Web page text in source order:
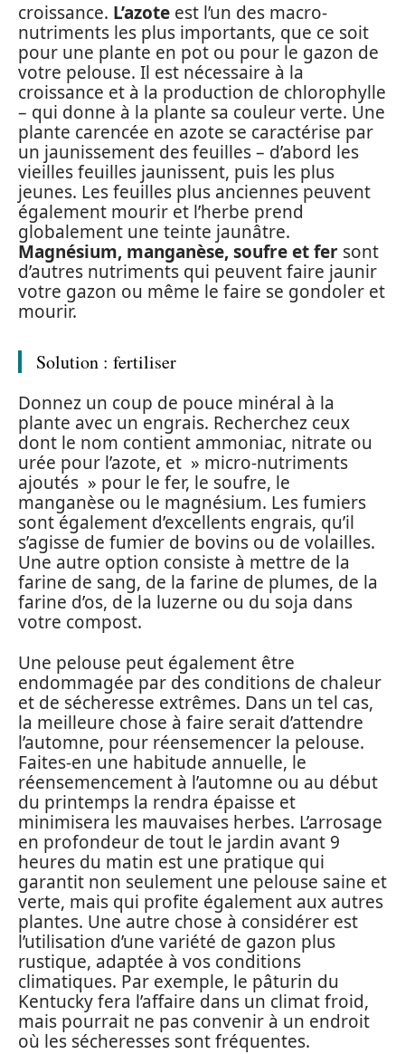
croissance. L’azote est l’un des macro-
nutriments les plus importants, que ce soit
pour une plante en pot ou pour le gazon de
votre pelouse. Il est nécessaire à la
croissance et à la production de chlorophylle
– qui donne à la plante sa couleur verte. Une
plante carencée en azote se caractérise par
un jaunissement des feuilles – d’abord les
vieilles feuilles jaunissent, puis les plus
jeunes. Les feuilles plus anciennes peuvent
également mourir et l’herbe prend
globalement une teinte jaunâtre.
Magnésium, manganèse, soufre et fer sont
d’autres nutriments qui peuvent faire jaunir
votre gazon ou même le faire se gondoler et
mourir.
Solution : fertiliser
Donnez un coup de pouce minéral à la
plante avec un engrais. Recherchez ceux
dont le nom contient ammoniac, nitrate ou
urée pour l’azote, et » micro-nutriments
ajoutés » pour le fer, le soufre, le
manganèse ou le magnésium. Les fumiers
sont également d’excellents engrais, qu’il
s’agisse de fumier de bovins ou de volailles.
Une autre option consiste à mettre de la
farine de sang, de la farine de plumes, de la
farine d’os, de la luzerne ou du soja dans
votre compost.
Une pelouse peut également être
endommagée par des conditions de chaleur
et de sécheresse extrêmes. Dans un tel cas,
la meilleure chose à faire serait d’attendre
l’automne, pour réensemencer la pelouse.
Faites-en une habitude annuelle, le
réensemencement à l’automne ou au début
du printemps la rendra épaisse et
minimisera les mauvaises herbes. L’arrosage
en profondeur de tout le jardin avant 9
heures du matin est une pratique qui
garantit non seulement une pelouse saine et
verte, mais qui profite également aux autres
plantes. Une autre chose à considérer est
l’utilisation d’une variété de gazon plus
rustique, adaptée à vos conditions
climatiques. Par exemple, le pâturin du
Kentucky fera l’affaire dans un climat froid,
mais pourrait ne pas convenir à un endroit
où les sécheresses sont fréquentes.